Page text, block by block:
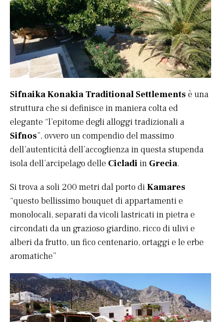
Sifnaika Konakia Traditional Settlements è una
struttura che si definisce in maniera colta ed
elegante “l’epitome degli alloggi tradizionali a
Sifnos”, ovvero un compendio del massimo
dell’autenticità dell’accoglienza in questa stupenda
isola dell’arcipelago delle Cicladi in Grecia.
Si trova a soli 200 metri dal porto diKamares
“questo bellissimo bouquet di appartamenti e
monolocali, separati da vicoli lastricati in pietra e
circondati da un grazioso giardino, ricco di ulivi e
alberi da frutto, un fico centenario, ortaggi e le erbe
aromatiche”